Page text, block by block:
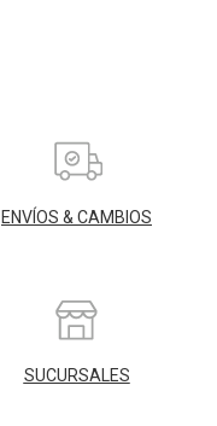
ENVÍOS & CAMBIOS
SUCURSALES